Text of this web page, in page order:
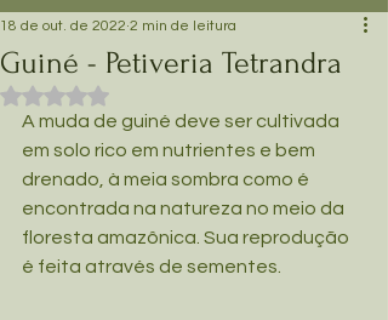
Guiné - Petiveria Tetrandra
18 de out. de 2022 2 min de leitura
Avaliado com NaN de 5 estrelas.
A muda de guiné deve ser cultivada
em solo rico em nutrientes e bem
drenado, à meia sombra como é
encontrada na natureza no meio da
floresta amazônica. Sua reprodução
é feita através de sementes.